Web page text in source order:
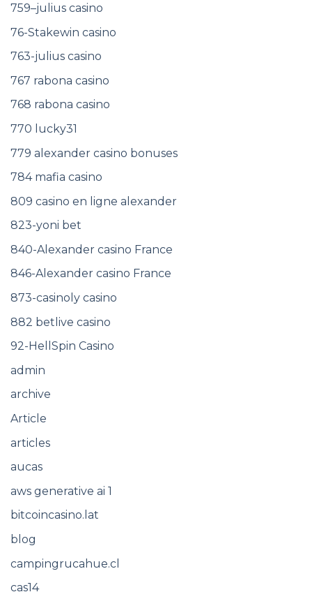
759–julius casino
76-Stakewin casino
763-julius casino
767 rabona casino
768 rabona casino
770 lucky31
779 alexander casino bonuses
784 mafia casino
809 casino en ligne alexander
823-yoni bet
840-Alexander casino France
846-Alexander casino France
873-casinoly casino
882 betlive casino
92-HellSpin Casino
admin
archive
Article
articles
aucas
aws generative ai 1
bitcoincasino.lat
blog
campingrucahue.cl
cas14